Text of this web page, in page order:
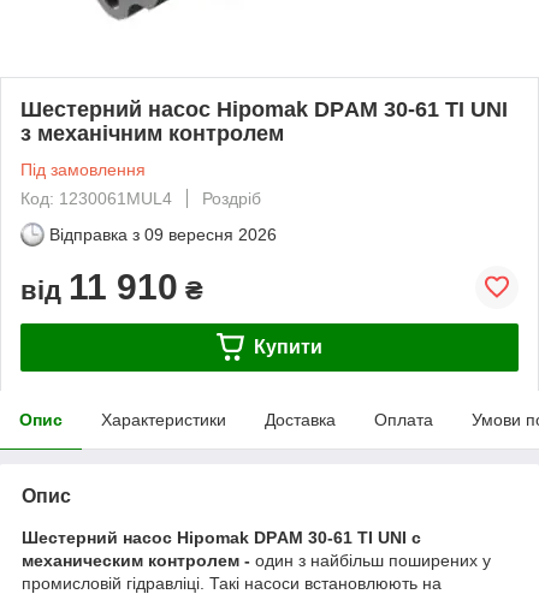
Шестерний насос Hipomak DPАМ 30-61 TI UNI
з механічним контролем
Під замовлення
Код: 1230061MUL4
Роздріб
Відправка з 09 вересня 2026
від 11 910 ₴
Купити
Опис Характеристики Доставка Оплата Умови
Опис
Шестерний насос Hipomak DPАМ 30-61 TI UNI с
механическим контролем - один з найбільш поширених у
промисловій гідравліці. Такі насоси встановлюють на